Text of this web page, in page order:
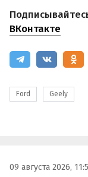
ВКонтакте
Ford Geely
09 августа 2026,